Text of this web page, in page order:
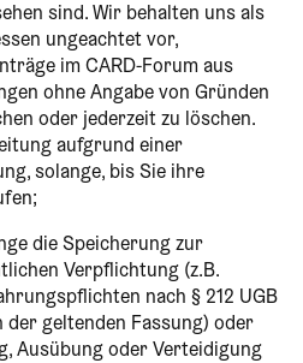
sind. Wir behalten uns als
ungeachtet vor,
im CARD-Forum aus
ohne Angabe von Gründen
oder jederzeit zu löschen.
aufgrund einer
solange, bis Sie ihre
die Speicherung zur
Verpflichtung (z.B.
nach § 212 UGB
der geltenden Fassung) oder
Ausübung oder Verteidigung